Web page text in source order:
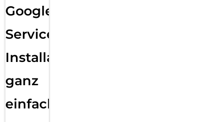
Google
Services
Installation
ganz
einfach